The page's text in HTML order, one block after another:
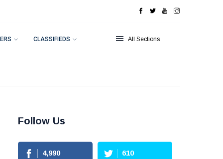
CLASSIFIEDS All Sections
Follow Us
4,990 610